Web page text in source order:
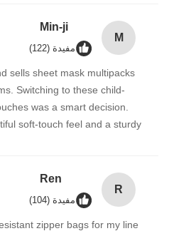
been brilliant. Highly
M
Min-ji
مفيدة (122)
sells sheet mask multipacks
Switching to these child-
was a smart decision.
soft-touch feel and a sturdy
was prompt. 강력 추천합니
R
Ren
مفيدة (104)
zipper bags for my line